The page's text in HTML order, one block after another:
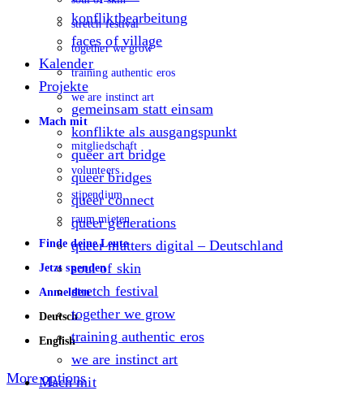
stretch festival
together we grow
training authentic eros
we are instinct art
Mach mit
mitgliedschaft
volunteers
stipendium
raum mieten
Finde deine Leute
Jetzt spenden
Anmelden
Deutsch
English
More options
konfliktbearbeitung
faces of village
Kalender
Projekte
gemeinsam statt einsam
konflikte als ausgangspunkt
queer art bridge
queer bridges
queer connect
queer generations
queer matters digital – Deutschland
soul of skin
stretch festival
together we grow
training authentic eros
we are instinct art
Mach mit